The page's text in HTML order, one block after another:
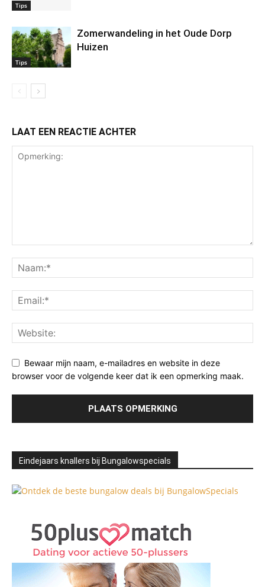
Tips
Tips
Zomerwandeling in het Oude Dorp
Huizen
LAAT EEN REACTIE ACHTER
Bewaar mijn naam, e-mailadres en website in deze
browser voor de volgende keer dat ik een opmerking maak.
Eindejaars knallers bij Bungalowspecials